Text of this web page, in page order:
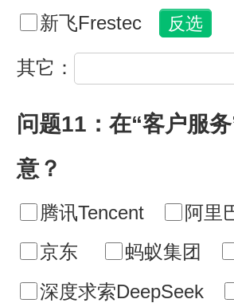
新飞Frestec
其它：
问题11：在“客户服
意？
腾讯Tencent
阿里
京东
蚂蚁集团
深度求索DeepSeek